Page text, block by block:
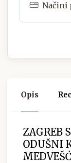
Načini
Opis
ZAGREB
ODUŠNI